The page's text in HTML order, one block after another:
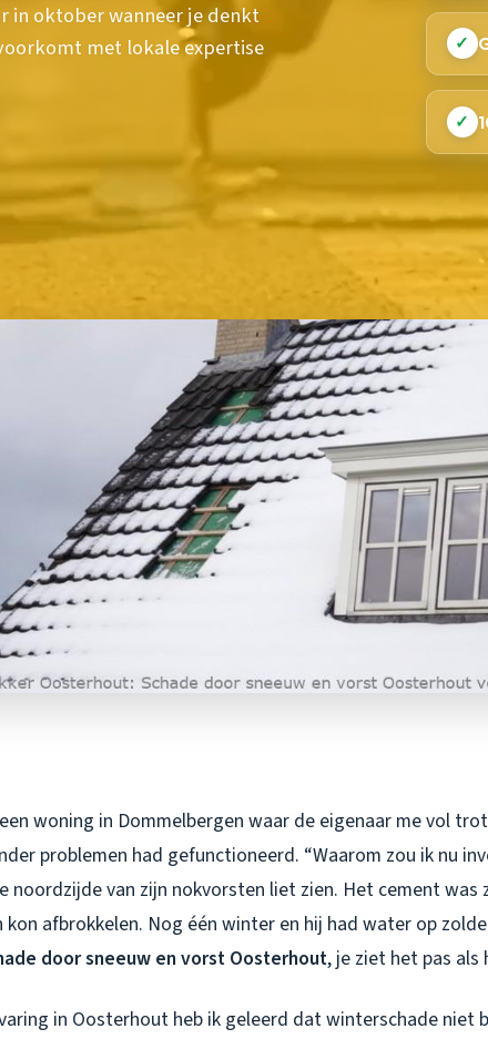
in oktober wanneer je denkt
met lokale expertise
✓
✓
woning in Dommelbergen waar de eigenaar me vol
problemen had gefunctioneerd. “Waarom zou ik nu
noordzijde van zijn nokvorsten liet zien. Het cement was
afbrokkelen. Nog één winter en hij had water op
door sneeuw en vorst Oosterhout, je ziet het pas
in Oosterhout heb ik geleerd dat winterschade niet